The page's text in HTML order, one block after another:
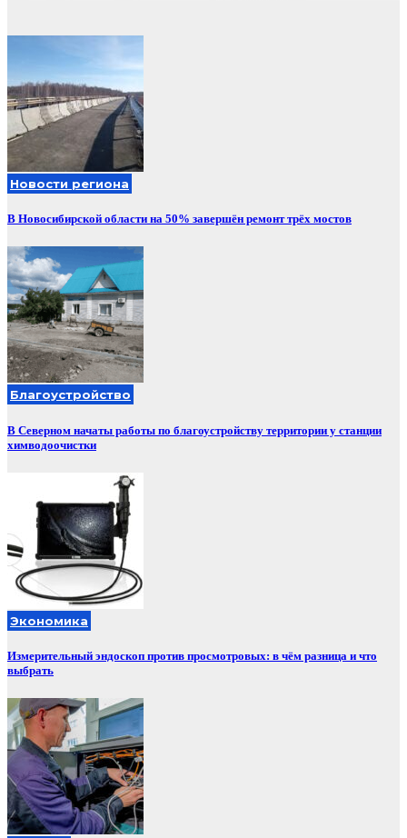
Новости региона
В Новосибирской области на 50% завершён ремонт трёх мостов
Благоустройство
В Северном начаты работы по благоустройству территории у станции
химводоочистки
Экономика
Измерительный эндоскоп против просмотровых: в чём разница и что
выбрать